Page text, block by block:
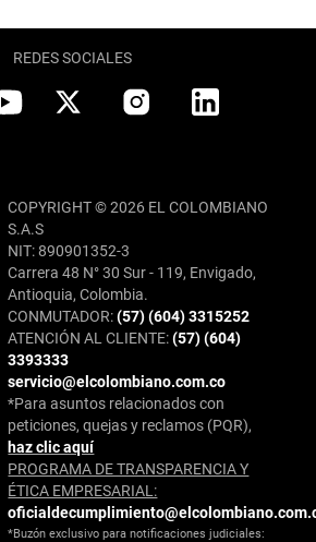
REDES SOCIALES
COPYRIGHT © 2026 EL COLOMBIANO
S.A.S
NIT: 890901352-3
Carrera 48 N° 30 Sur - 119, Envigado,
Antioquia, Colombia.
CONMUTADOR:(57) (604) 3315252
ATENCIÓN AL CLIENTE:(57) (604)
3393333
servicio@elcolombiano.com.co
*Para asuntos relacionados con
peticiones, quejas y reclamos (PQR),
haz clic aquí
PROGRAMA DE TRANSPARENCIA Y
ÉTICA EMPRESARIAL:
*Buzón exclusivo para notificaciones judiciales: